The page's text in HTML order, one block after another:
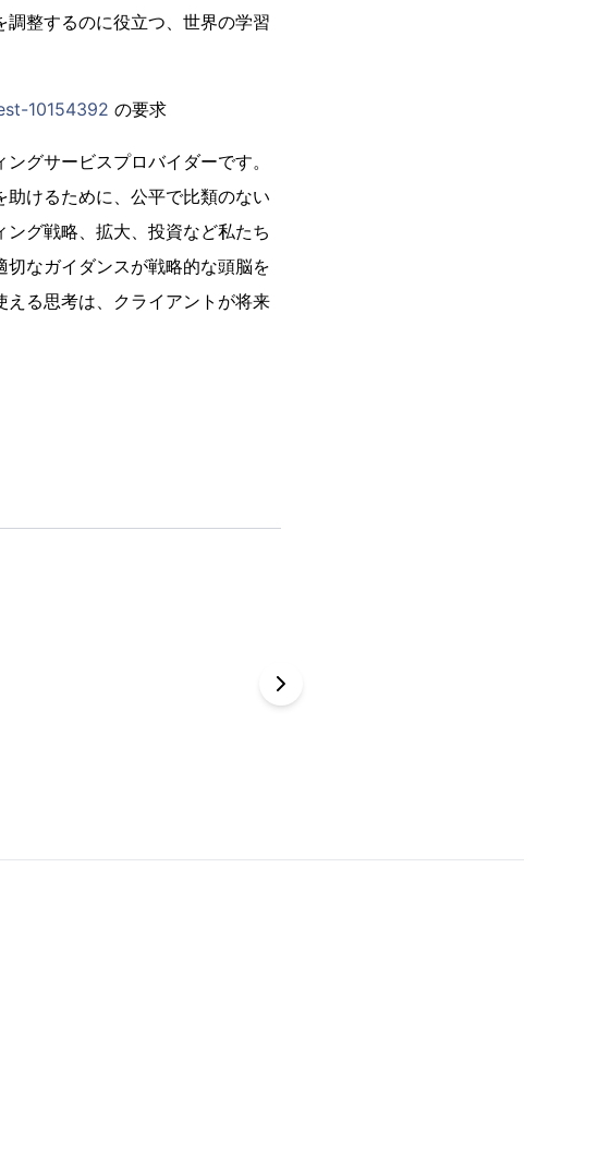
整するのに役立つ、世界の学習
10154392 の要求
グサービスプロバイダーです。
けるために、公平で比類のない
グ戦略、拡大、投資など私たち
なガイダンスが戦略的な頭脳を
る思考は、クライアントが将来